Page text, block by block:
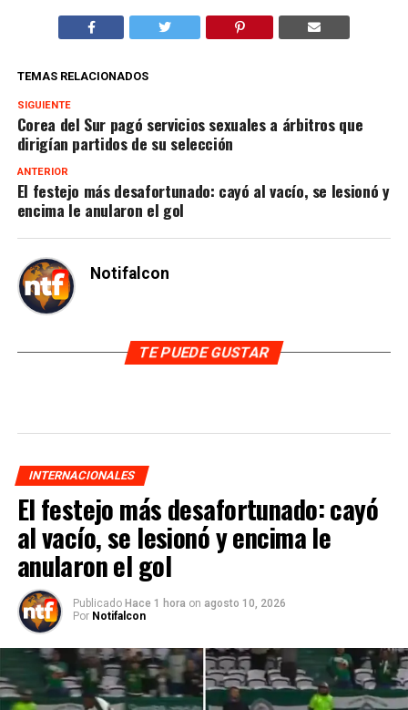
TEMAS RELACIONADOS
SIGUIENTE
Corea del Sur pagó servicios sexuales a árbitros que
dirigían partidos de su selección
ANTERIOR
El festejo más desafortunado: cayó al vacío, se lesionó y
encima le anularon el gol
Notifalcon
TE PUEDE GUSTAR
INTERNACIONALES
El festejo más desafortunado: cayó
al vacío, se lesionó y encima le
anularon el gol
Publicado Hace 1 hora on agosto 10, 2026
Por Notifalcon